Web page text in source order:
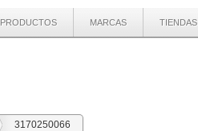
PRODUCTOS MARCAS TIENDAS
3170250066